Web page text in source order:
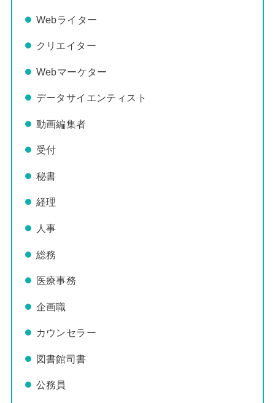
Webライター
クリエイター
Webマーケター
データサイエンティスト
動画編集者
受付
秘書
経理
人事
総務
医療事務
企画職
カウンセラー
図書館司書
公務員